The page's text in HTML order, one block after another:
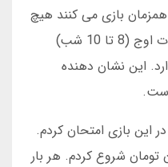
بازی می کنند هیچ
تأخیری ندارد. من این را در ساعات اوج (8 تا 10 شب)
این نشان دهنده
این بازی امتحان کردم.
با سرمایه 1 میلیون تومان شروع کردم. هر بار